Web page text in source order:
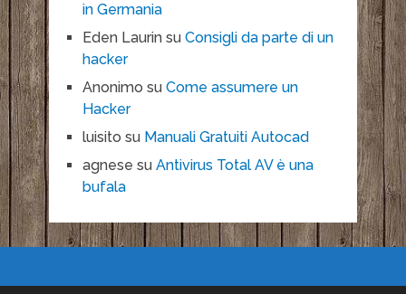
in Germania
Eden Laurinsu Consigli da parte di un
hacker
Anonimo su Come assumere un
Hacker
luisito su Manuali Gratuiti Autocad
agnese su Antivirus Total AV è una
bufala